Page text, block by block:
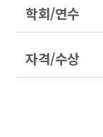
학회/연수
자격/수상